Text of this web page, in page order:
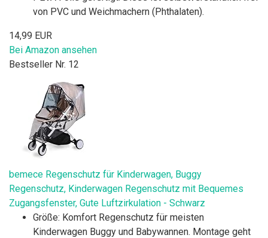
von PVC und Weichmachern (Phthalaten).
14,99 EUR
Bei Amazon ansehen
Bestseller Nr. 12
bemece Regenschutz für Kinderwagen, Buggy
Regenschutz, Kinderwagen Regenschutz mit Bequemes
Zugangsfenster, Gute Luftzirkulation - Schwarz
Größe: Komfort Regenschutz für meisten
Kinderwagen Buggy und Babywannen. Montage geht